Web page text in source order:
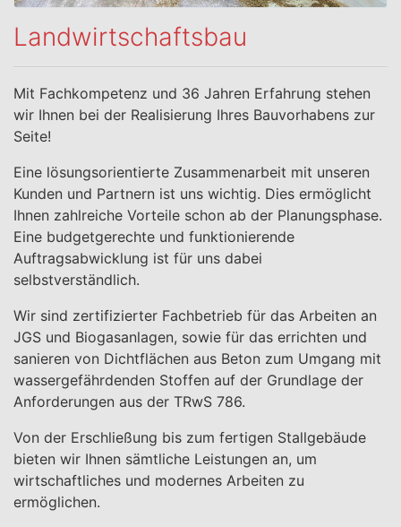
Landwirtschaftsbau
Mit Fachkompetenz und 36 Jahren Erfahrung stehen
wir Ihnen bei der Realisierung Ihres Bauvorhabens zur
Seite!
Eine lösungsorientierte Zusammenarbeit mit unseren
Kunden und Partnern ist uns wichtig. Dies ermöglicht
Ihnen zahlreiche Vorteile schon ab der Planungsphase.
Eine budgetgerechte und funktionierende
Auftragsabwicklung ist für uns dabei
selbstverständlich.
Wir sind zertifizierter Fachbetrieb für das Arbeiten an
JGS und Biogasanlagen, sowie für das errichten und
sanieren von Dichtflächen aus Beton zum Umgang mit
wassergefährdenden Stoffen auf der Grundlage der
Anforderungen aus der TRwS 786.
Von der Erschließung bis zum fertigen Stallgebäude
bieten wir Ihnen sämtliche Leistungen an, um
wirtschaftliches und modernes Arbeiten zu
ermöglichen.